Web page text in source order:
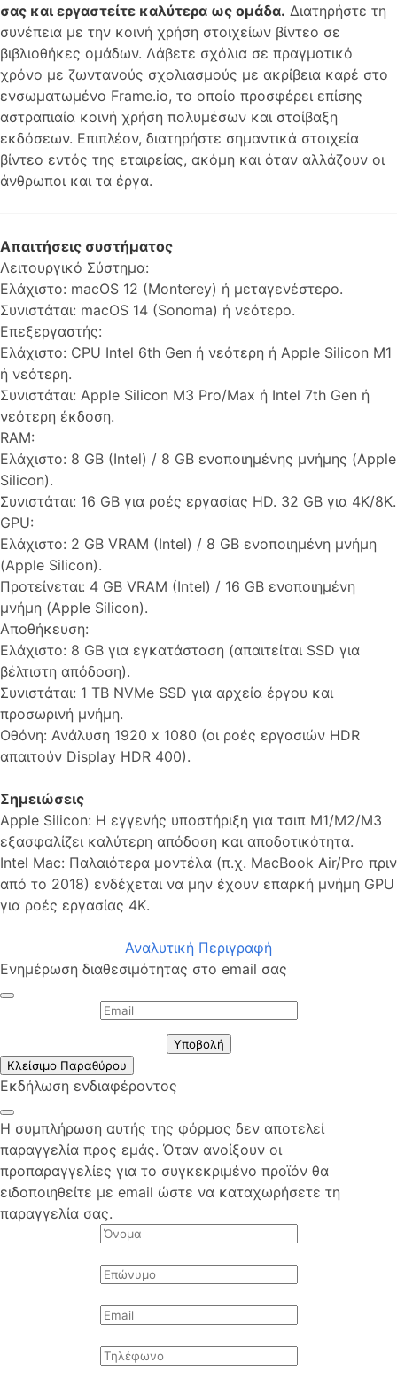
σας και εργαστείτε καλύτερα ως ομάδα. Διατηρήστε τη
συνέπεια με την κοινή χρήση στοιχείων βίντεο σε
βιβλιοθήκες ομάδων. Λάβετε σχόλια σε πραγματικό
χρόνο με ζωντανούς σχολιασμούς με ακρίβεια καρέ στο
ενσωματωμένο Frame.io, το οποίο προσφέρει επίσης
αστραπιαία κοινή χρήση πολυμέσων και στοίβαξη
εκδόσεων. Επιπλέον, διατηρήστε σημαντικά στοιχεία
βίντεο εντός της εταιρείας, ακόμη και όταν αλλάζουν οι
άνθρωποι και τα έργα.
Απαιτήσεις συστήματος
Λειτουργικό Σύστημα:
Ελάχιστο: macOS 12 (Monterey) ή μεταγενέστερο.
Συνιστάται: macOS 14 (Sonoma) ή νεότερο.
Επεξεργαστής:
Ελάχιστο: CPU Intel 6th Gen ή νεότερη ή Apple Silicon M1
ή νεότερη.
Συνιστάται: Apple Silicon M3 Pro/Max ή Intel 7th Gen ή
νεότερη έκδοση.
RAM:
Ελάχιστο: 8 GB (Intel) / 8 GB ενοποιημένης μνήμης (Apple
Silicon).
Συνιστάται: 16 GB για ροές εργασίας HD. 32 GB για 4K/8K.
GPU:
Ελάχιστο: 2 GB VRAM (Intel) / 8 GB ενοποιημένη μνήμη
(Apple Silicon).
Προτείνεται: 4 GB VRAM (Intel) / 16 GB ενοποιημένη
μνήμη (Apple Silicon).
Αποθήκευση:
Ελάχιστο: 8 GB για εγκατάσταση (απαιτείται SSD για
βέλτιστη απόδοση).
Συνιστάται: 1 TB NVMe SSD για αρχεία έργου και
προσωρινή μνήμη.
Οθόνη: Ανάλυση 1920 x 1080 (οι ροές εργασιών HDR
απαιτούν Display HDR 400).
Σημειώσεις
Apple Silicon: Η εγγενής υποστήριξη για τσιπ M1/M2/M3
εξασφαλίζει καλύτερη απόδοση και αποδοτικότητα.
Intel Mac: Παλαιότερα μοντέλα (π.χ. MacBook Air/Pro πριν
από το 2018) ενδέχεται να μην έχουν επαρκή μνήμη GPU
για ροές εργασίας 4K.
Αναλυτική Περιγραφή
Ενημέρωση διαθεσιμότητας στο email σας
Υποβολή
Κλείσιμο Παραθύρου
Εκδήλωση ενδιαφέροντος
Η συμπλήρωση αυτής της φόρμας δεν αποτελεί
παραγγελία προς εμάς. Όταν ανοίξουν οι
προπαραγγελίες για το συγκεκριμένο προϊόν θα
ειδοποιηθείτε με email ώστε να καταχωρήσετε τη
παραγγελία σας.